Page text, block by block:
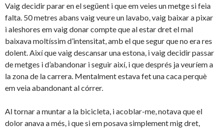
Vaig decidir parar en el següent i que em veies un metge si feia
falta. 50 metres abans vaig veure un lavabo, vaig baixar a pixar
i aleshores em vaig donar compte que al estar dret el mal
baixava moltíssim d’intensitat, amb el que segur que no era res
dolent. Així que vaig descansar una estona, i vaig decidir passar
de metges i d’abandonar i seguir així, i que després ja veuríem a
la zona de la carrera. Mentalment estava fet una caca perquè
em veia abandonant al córrer.
Al tornar a muntar a la bicicleta, i acoblar-me, notava que el
dolor anava a més, i que si em posava simplement mig dret,